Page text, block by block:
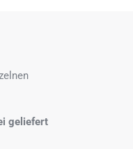
geliefert